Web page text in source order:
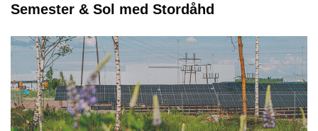
Semester & Sol med Stordåhd